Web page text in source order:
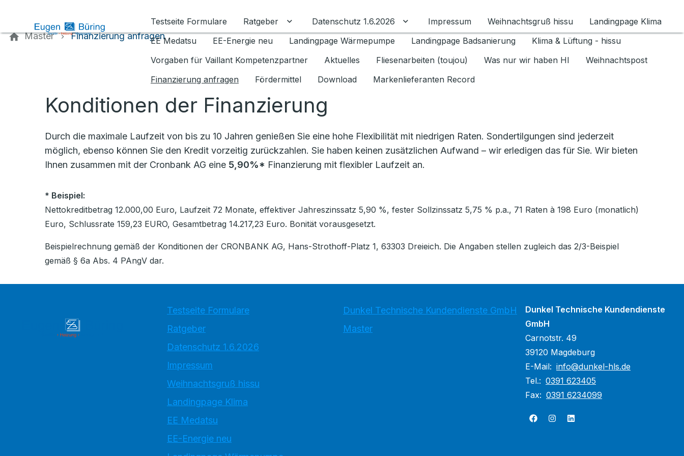
Testseite Formulare
Ratgeber Untermenü für Ratgeber umschalten
Datenschutz 1.6.2026 Untermenü für Datenschutz 1.6.2026 umschalten
Impressum Weihnachtsgruß hissu
Landingpage Klima
EE Medatsu
EE-Energie neu Landingpage Wärmepumpe Landingpage Badsanierung
Klima & Lüftung - hissu
Vorgaben für Vaillant Kompetenzpartner
Aktuelles Fliesenarbeiten (toujou) Was nur wir haben HI
Weihnachtspost
Finanzierung anfragen
Fördermittel Download Markenlieferanten Record
Master Finanzierung anfragen
Konditionen der Finanzierung
Durch die maximale Laufzeit von bis zu 10 Jahren genießen Sie eine hohe Flexibilität mit niedrigen Raten. Sondertilgungen sind jederzeit
möglich, ebenso können Sie den Kredit vorzeitig zurückzahlen. Sie haben keinen zusätzlichen Aufwand – wir erledigen das für Sie. Wir bieten
Ihnen zusammen mit der Cronbank AG eine 5,90%* Finanzierung mit flexibler Laufzeit an.
* Beispiel:
Nettokreditbetrag 12.000,00 Euro, Laufzeit 72 Monate, effektiver Jahreszinssatz 5,90 %, fester Sollzinssatz 5,75 % p.a., 71 Raten à 198 Euro (monatlich)
Euro, Schlussrate 159,23 EURO, Gesamtbetrag 14.217,23 Euro. Bonität vorausgesetzt.
Beispielrechnung gemäß der Konditionen der CRONBANK AG, Hans-Strothoff-Platz 1, 63303 Dreieich. Die Angaben stellen zugleich das 2/3-Beispiel
gemäß § 6a Abs. 4 PAngV dar.
Testseite Formulare
Ratgeber
Datenschutz 1.6.2026
Impressum
Weihnachtsgruß hissu
Landingpage Klima
EE Medatsu
EE-Energie neu
Dunkel Technische Kundendienste GmbH
Master
Dunkel Technische Kundendienste
GmbH
Carnotstr. 49
39120 Magdeburg
E-Mail: info@dunkel-hls.de
Tel.: 0391 623405
Fax: 0391 6234099